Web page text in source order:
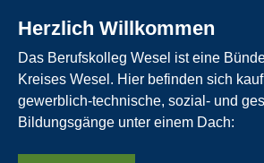
Herzlich Willkommen
Das Berufskolleg Wesel ist eine
Kreises Wesel. Hier befinden sich
gewerblich-technische, sozial- und
Bildungsgänge unter einem Dach: